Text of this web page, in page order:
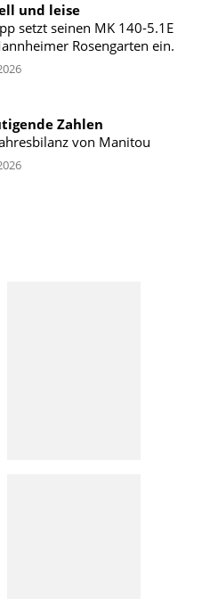
und leise
setzt seinen MK 140-5.1E
Rosengarten ein.
Zahlen
von Manitou